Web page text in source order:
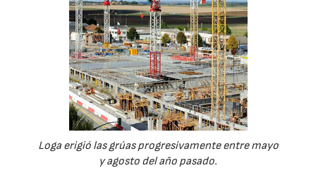
Loga erigió las grúas progresivamente entre mayo
y agosto del año pasado.